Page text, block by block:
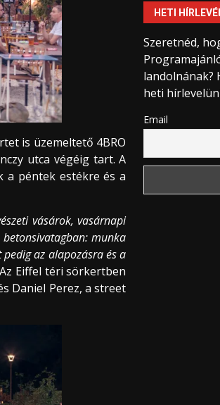
is üzemeltető 4BRO
utca végéig tart. A
a péntek estékre és a
vásárok, vasárnapi
munka
az alapozásra és a
Eiffel téri sörkertben
Daniel Perez, a street
HETI
Szeretnéd,
landolnának?
heti
Email